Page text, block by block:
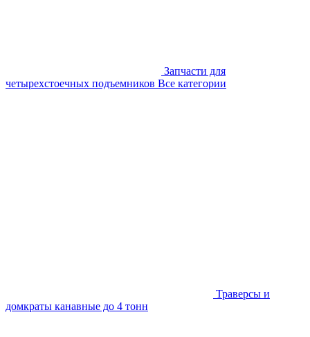
Запчасти для
четырехстоечных подъемников Все категории
Траверсы и
домкраты канавные до 4 тонн